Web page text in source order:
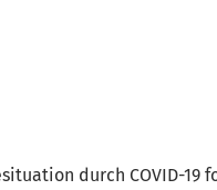
durch COVID-19